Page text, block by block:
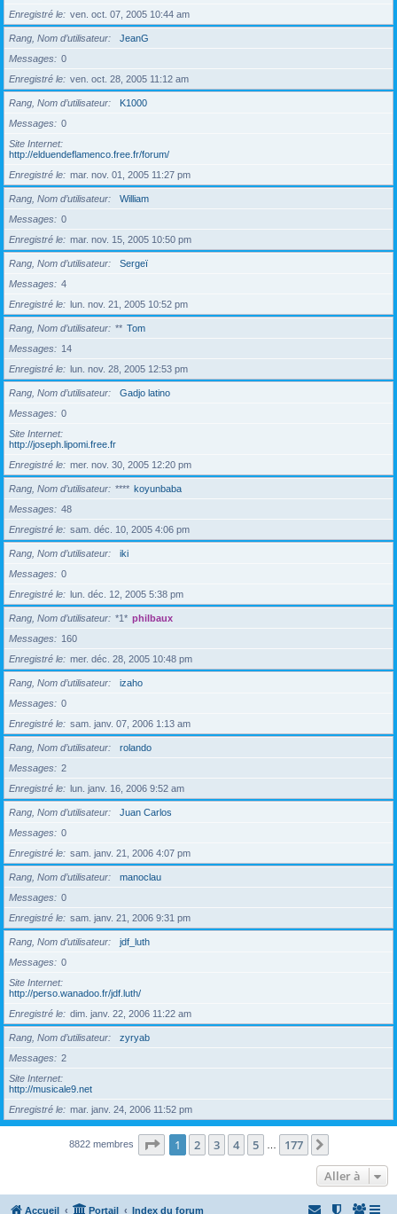
Enregistré le
ven. oct. 07, 2005 10:44 am
Rang, Nom d’utilisateur
JeanG
Messages
0
Enregistré le
ven. oct. 28, 2005 11:12 am
Rang, Nom d’utilisateur
K1000
Messages
0
Site Internet
http://elduendeflamenco.free.fr/forum/
Enregistré le
mar. nov. 01, 2005 11:27 pm
Rang, Nom d’utilisateur
William
Messages
0
Enregistré le
mar. nov. 15, 2005 10:50 pm
Rang, Nom d’utilisateur
Sergeï
Messages
4
Enregistré le
lun. nov. 21, 2005 10:52 pm
Rang, Nom d’utilisateur ** Tom
Messages
14
Enregistré le
lun. nov. 28, 2005 12:53 pm
Rang, Nom d’utilisateur
Gadjo latino
Messages
0
Site Internet
http://joseph.lipomi.free.fr
Enregistré le
mer. nov. 30, 2005 12:20 pm
Rang, Nom d’utilisateur **** koyunbaba
Messages
48
Enregistré le
sam. déc. 10, 2005 4:06 pm
Rang, Nom d’utilisateur
iki
Messages
0
Enregistré le
lun. déc. 12, 2005 5:38 pm
Rang, Nom d’utilisateur *1* philbaux
Messages
160
Enregistré le
mer. déc. 28, 2005 10:48 pm
Rang, Nom d’utilisateur
izaho
Messages
0
Enregistré le
sam. janv. 07, 2006 1:13 am
Rang, Nom d’utilisateur
rolando
Messages
2
Enregistré le
lun. janv. 16, 2006 9:52 am
Rang, Nom d’utilisateur
Juan Carlos
Messages
0
Enregistré le
sam. janv. 21, 2006 4:07 pm
Rang, Nom d’utilisateur
manoclau
Messages
0
Enregistré le
sam. janv. 21, 2006 9:31 pm
Rang, Nom d’utilisateur
jdf_luth
Messages
0
Site Internet
http://perso.wanadoo.fr/jdf.luth/
Enregistré le
dim. janv. 22, 2006 11:22 am
Rang, Nom d’utilisateur
zyryab
Messages
2
Site Internet
http://musicale9.net
Enregistré le
mar. janv. 24, 2006 11:52 pm
8822 membres Page 1sur177
1 2 3 4 5 177
Aller à
Accueil Portail Index du forum